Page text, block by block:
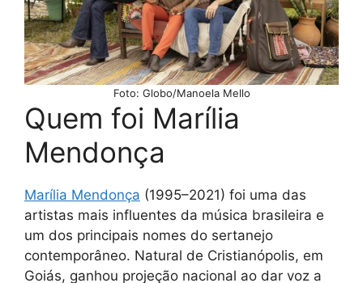
Foto: Globo/Manoela Mello
Quem foi Marília
Mendonça
Marília Mendonça (1995–2021) foi uma das
artistas mais influentes da música brasileira e
um dos principais nomes do sertanejo
contemporâneo. Natural de Cristianópolis, em
Goiás, ganhou projeção nacional ao dar voz a